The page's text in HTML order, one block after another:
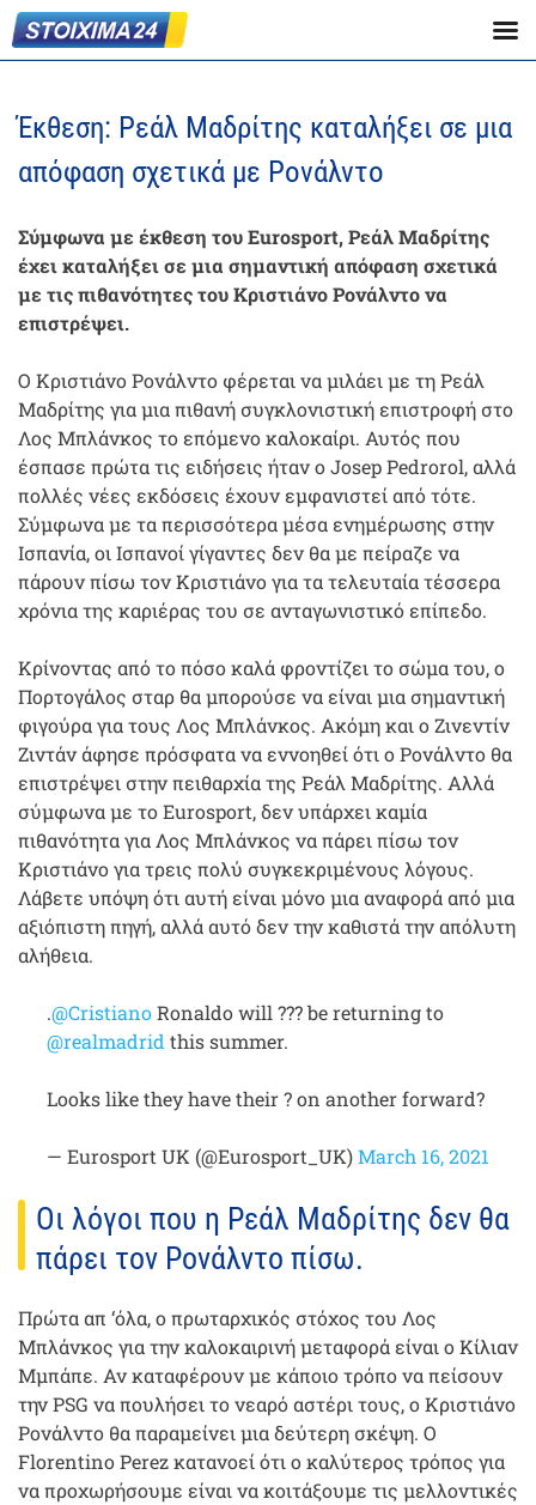
Έκθεση: Ρεάλ Μαδρίτης καταλήξει σε μια
απόφαση σχετικά με Ρονάλντο
Σύμφωνα με έκθεση του Eurosport, Ρεάλ Μαδρίτης
έχει καταλήξει σε μια σημαντική απόφαση σχετικά
με τις πιθανότητες του Κριστιάνο Ρονάλντο να
επιστρέψει.
Ο Κριστιάνο Ρονάλντο φέρεται να μιλάει με τη Ρεάλ
Μαδρίτης για μια πιθανή συγκλονιστική επιστροφή στο
Λος Μπλάνκος το επόμενο καλοκαίρι. Αυτός που
έσπασε πρώτα τις ειδήσεις ήταν ο Josep Pedrorol, αλλά
πολλές νέες εκδόσεις έχουν εμφανιστεί από τότε.
Σύμφωνα με τα περισσότερα μέσα ενημέρωσης στην
Ισπανία, οι Ισπανοί γίγαντες δεν θα με πείραζε να
πάρουν πίσω τον Κριστιάνο για τα τελευταία τέσσερα
χρόνια της καριέρας του σε ανταγωνιστικό επίπεδο.
Κρίνοντας από το πόσο καλά φροντίζει το σώμα του, ο
Πορτογάλος σταρ θα μπορούσε να είναι μια σημαντική
φιγούρα για τους Λος Μπλάνκος. Ακόμη και ο Ζινεντίν
Ζιντάν άφησε πρόσφατα να εννοηθεί ότι ο Ρονάλντο θα
επιστρέψει στην πειθαρχία της Ρεάλ Μαδρίτης. Αλλά
σύμφωνα με το Eurosport, δεν υπάρχει καμία
πιθανότητα για Λος Μπλάνκος να πάρει πίσω τον
Κριστιάνο για τρεις πολύ συγκεκριμένους λόγους.
Λάβετε υπόψη ότι αυτή είναι μόνο μια αναφορά από μια
αξιόπιστη πηγή, αλλά αυτό δεν την καθιστά την απόλυτη
αλήθεια.
.@CristianoRonaldo will ??? be returning to
@realmadrid this summer.
Looks like they have their ? on another forward?
— Eurosport UK (@Eurosport_UK)March 16, 2021
Οι λόγοι που η Ρεάλ Μαδρίτης δεν θα
πάρει τον Ρονάλντο πίσω.
Πρώτα απ ‘όλα, ο πρωταρχικός στόχος του Λος
Μπλάνκος για την καλοκαιρινή μεταφορά είναι ο Κίλιαν
Μμπάπε. Αν καταφέρουν με κάποιο τρόπο να πείσουν
την PSG να πουλήσει το νεαρό αστέρι τους, ο Κριστιάνο
Ρονάλντο θα παραμείνει μια δεύτερη σκέψη. Ο
Florentino Perez κατανοεί ότι ο καλύτερος τρόπος για
να προχωρήσουμε είναι να κοιτάξουμε τις μελλοντικές